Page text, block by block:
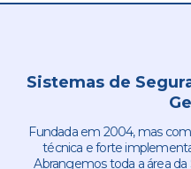
Sistemas de
Fundada em 2004, mas
técnica e forte
Abrangemos toda a área